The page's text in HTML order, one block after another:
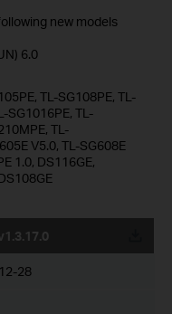
new models
6.0
TL-SG108PE, TL-
SG1016PE, TL-
TL-
V5.0, TL-SG608E
1.0, DS116GE,
28